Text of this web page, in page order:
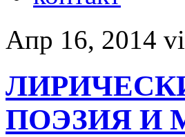
Апр 16, 2014
ПОЭЗИЯ И